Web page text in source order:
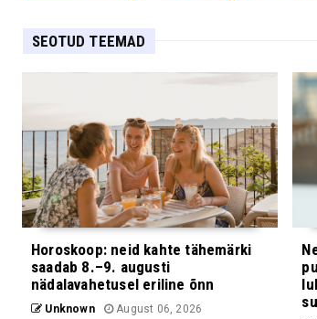
SEOTUD TEEMAD
Horoskoop: neid kahte tähemärki
saadab 8.–9. augusti
nädalavahetusel eriline õnn
Unknown August 06, 2026